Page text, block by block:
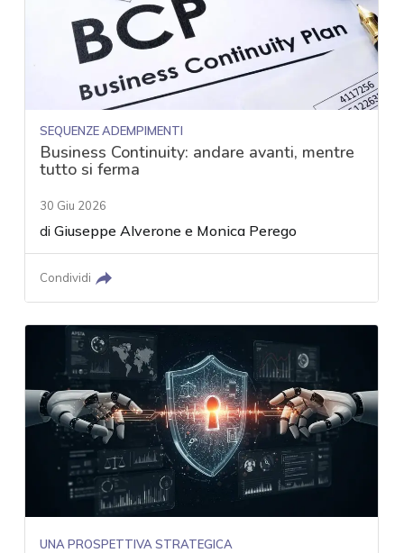
SEQUENZE ADEMPIMENTI
Business Continuity: andare avanti, mentre
tutto si ferma
30 Giu 2026
diGiuseppe Alverone e Monica Perego
Condividi
UNA PROSPETTIVA STRATEGICA